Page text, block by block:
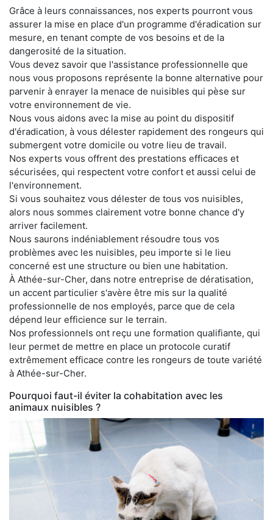
Grâce à leurs connaissances, nos experts pourront vous
assurer la mise en place d'un programme d'éradication sur
mesure, en tenant compte de vos besoins et de la
dangerosité de la situation.
Vous devez savoir que l'assistance professionnelle que
nous vous proposons représente la bonne alternative pour
parvenir à enrayer la menace de nuisibles qui pèse sur
votre environnement de vie.
Nous vous aidons avec la mise au point du dispositif
d'éradication, à vous délester rapidement des rongeurs qui
submergent votre domicile ou votre lieu de travail.
Nos experts vous offrent des prestations efficaces et
sécurisées, qui respectent votre confort et aussi celui de
l'environnement.
Si vous souhaitez vous délester de tous vos nuisibles,
alors nous sommes clairement votre bonne chance d'y
arriver facilement.
Nous saurons indéniablement résoudre tous vos
problèmes avec les nuisibles, peu importe si le lieu
concerné est une structure ou bien une habitation.
À Athée-sur-Cher, dans notre entreprise de dératisation,
un accent particulier s'avère être mis sur la qualité
professionnelle de nos employés, parce que de cela
dépend leur efficience sur le terrain.
Nos professionnels ont reçu une formation qualifiante, qui
leur permet de mettre en place un protocole curatif
extrêmement efficace contre les rongeurs de toute variété
à Athée-sur-Cher.
Pourquoi faut-il éviter la cohabitation avec les
animaux nuisibles ?